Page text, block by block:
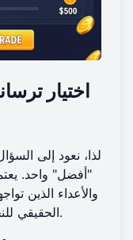
اختيار
لذا، نعود إلى
"أفضل" واحد.
والأعداء الذين
الحقيقي للنجاح هو بناء تجهيز متعدد الاستخدامات.